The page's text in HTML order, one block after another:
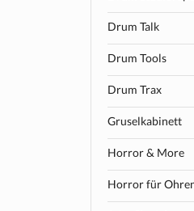
Drum Talk
Drum Tools
Drum Trax
Gruselkabinett
Horror & More
Horror für